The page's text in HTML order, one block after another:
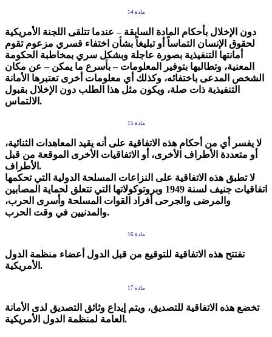
مادة 14
دون الإخلال بأحكام المادة السابقة – عندما تتلقى اللجنة الأمريكية
لحقوق الإنسان التماساً أو تبليغاً بشأن اختفاء قسري مزعوم تقوم
أمانتها التنفيذية بصورة عاجلة وبشكل سري بمخاطبة الحكومة
المعنية، وتطالبها بتوفير المعلومات – بأسرع ما يمكن – عن مكان
الشخص المدعى باختفائه، وكذلك أي معلومات أخرى تعتبرها الأمانة
التنفيذية ذات صلة، ويكون مثل هذا الطلب دون الإخلال بقبول
الالتماس.
مادة 15
لا يفسر أي من أحكام هذه الاتفاقية على أنه يقيد المعاهدات الثنائية،
أو متعددة الأطراف الأخرى، أو الاتفاقيات الأخرى الموقعة من قبل
الأطراف.
لا تطبق هذه الاتفاقية على النزاعات المسلحة الدولية التي تحكمها
اتفاقيات جنيف لسنة 1949 وبروتوكولاتها التي تتعلق لحماية المصابين
والمرضى والجرحى أفراد القوات المسلحة وأسرى الحرب،
والمدنيين في وقت الحرب.
مادة 16
تفتتح هذه الاتفاقية للتوقيع من قبل الدول أعضاء منظمة الدول
الأمريكية.
مادة 17
تخضع هذه الاتفاقية للتصديق، ويتم إيداع وثائق التصديق لدى الأمانة
العامة لمنظمة الدول الأمريكية.